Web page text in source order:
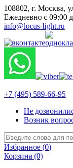
108802, г. Москва,
Ежедневно с 09:00
info@locus-light.ru
+7 (495) 589-66-95
Не
Возник
Избранное (0)
Корзина (0)